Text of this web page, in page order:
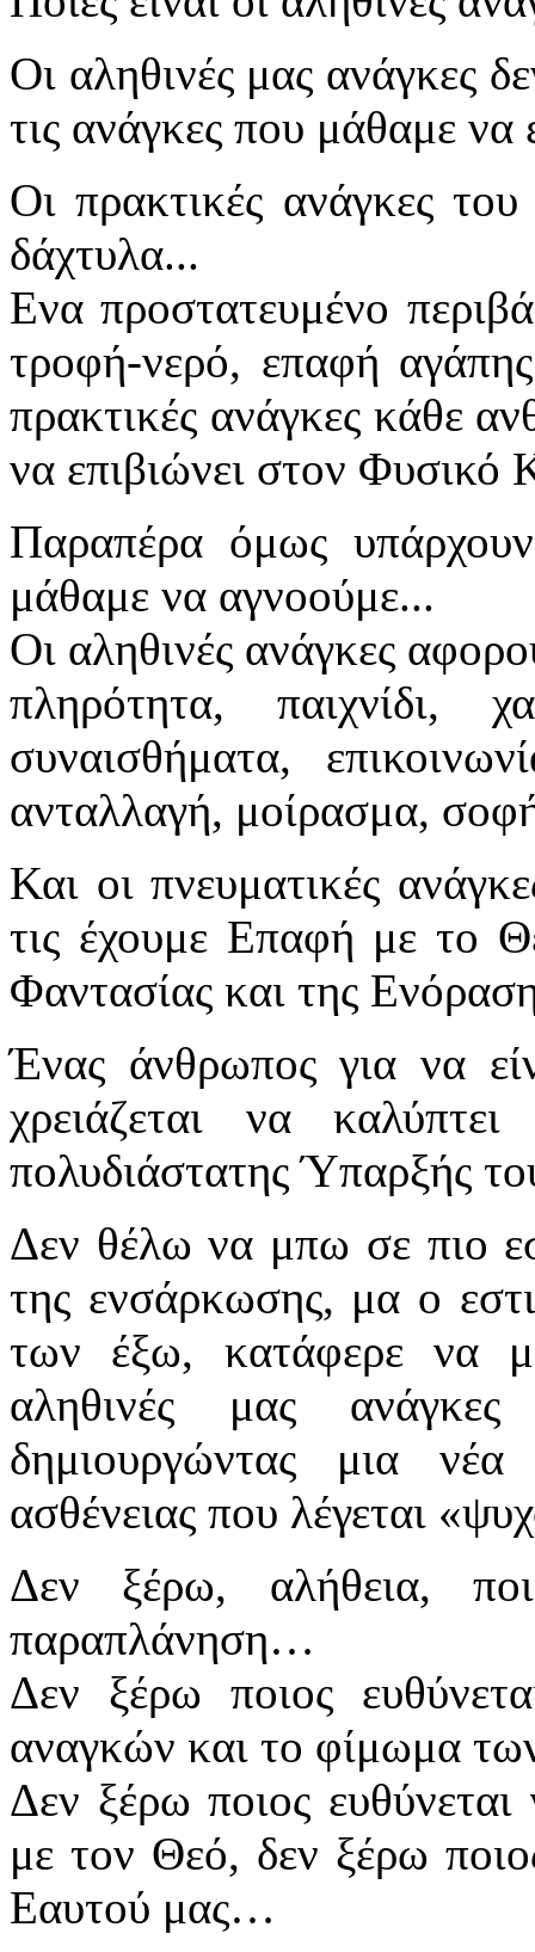
Οι αληθινές μας ανάγκες
τις ανάγκες που μάθαμε να
Οι πρακτικές ανάγκες
δάχτυλα...
Ενα προστατευμένο
τροφή-νερό, επαφή
πρακτικές ανάγκες κάθε
να επιβιώνει στον Φυσικό
Παραπέρα όμως
μάθαμε να αγνοούμε...
Οι αληθινές ανάγκες
πληρότητα,
συναισθήματα,
ανταλλαγή, μοίρασμα,
Και οι πνευματικές
τις έχουμε Επαφή με το
Φαντασίας και της
Ένας άνθρωπος για να
χρειάζεται να
πολυδιάστατης Ύπαρξής
Δεν θέλω να μπω σε πιο
της ενσάρκωσης, μα ο
των έξω, κατάφερε να
αληθινές μας
δημιουργώντας μια νέα
ασθένειας που λέγεται
Δεν ξέρω, αλήθεια,
παραπλάνηση…
Δεν ξέρω ποιος
αναγκών και το φίμωμα
Δεν ξέρω ποιος
με τον Θεό, δεν ξέρω
Εαυτού μας…